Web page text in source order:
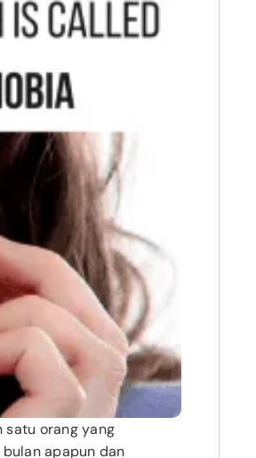
satu orang yang
apapun dan